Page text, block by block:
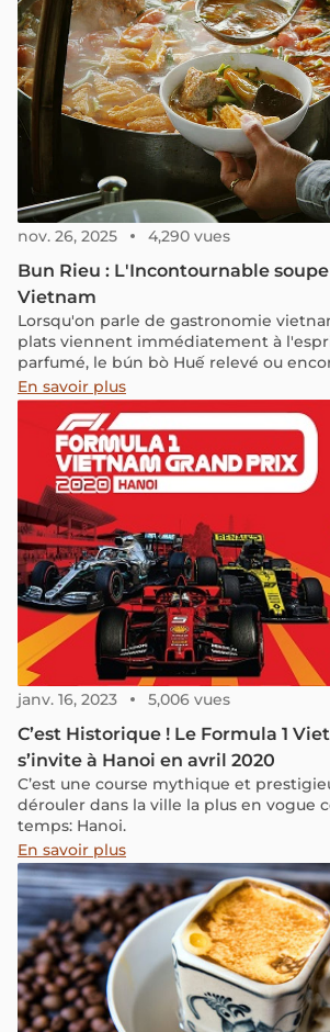
nov. 26, 2025 4,290 vues
Bun Rieu : L'Incontournable
Vietnam
Lorsqu'on parle de gastronomie
plats viennent immédiatement à
parfumé, le bún bò Huế relevé ou
croustillant. Mais un autre mets mérite
dégusté : le bún riêu. Cette soupe de
base de crabe d'eau douce, est un
saveurs vietnamiennes. Son bouillon
acidulé et umami, s'accompagne
généreuse, offrant une expérience
En savoir plus
janv. 16, 2023 5,006 vues
C’est Historique ! Le Formula 1
s’invite à Hanoi en avril 2020
C’est une course mythique et
dérouler dans la ville la plus en vogue
temps: Hanoi.
En savoir plus